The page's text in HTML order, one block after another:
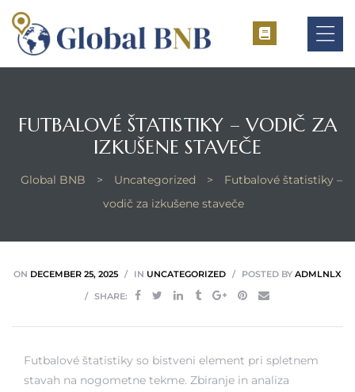
FUTBALOVÉ ŠTATISTIKY – VODIČ ZA
IZKUŠENE STAVEČE
Global BNB > Uncategorized >
Futbalové štatistiky –
vodič za izkušene staveče
ON DECEMBER 25, 2025 IN UNCATEGORIZED POSTED BY ADMLNLX
SHARE:
Futbalové štatistiky so bistveni element pri spletnem
stavah na nogometne tekme. Zbiranje in analiza